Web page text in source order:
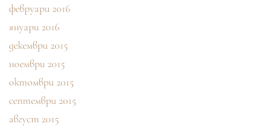
февруари 2016
януари 2016
декември 2015
ноември 2015
октомври 2015
септември 2015
август 2015